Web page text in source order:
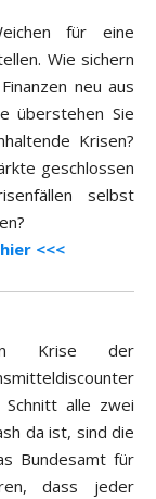
für eine
Wie sichern
neu aus
überstehen Sie
Krisen?
geschlossen
selbst
<<<
Krise der
alle zwei
da ist, sind die
Bundesamt für
dass jeder